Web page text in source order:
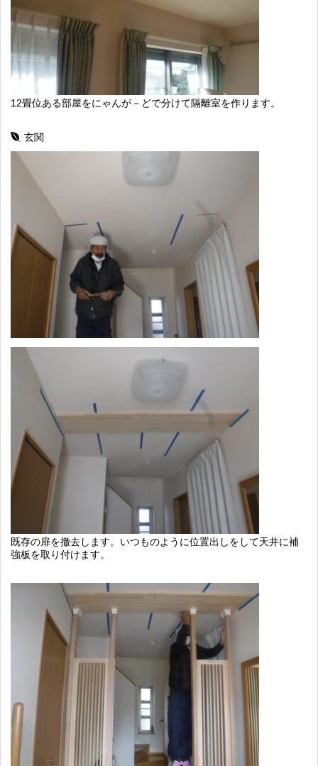
12畳位ある部屋をにゃんが－どで分けて隔離室を作ります。
玄関
既存の扉を撤去します。いつものように位置出しをして天井に補
強板を取り付けます。